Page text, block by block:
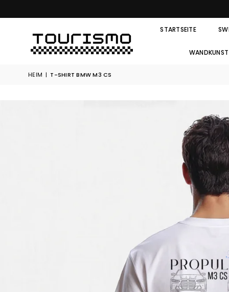
STARTSEITE
WANDKUNST
HEIM | T-SHIRT BMW M3 CS